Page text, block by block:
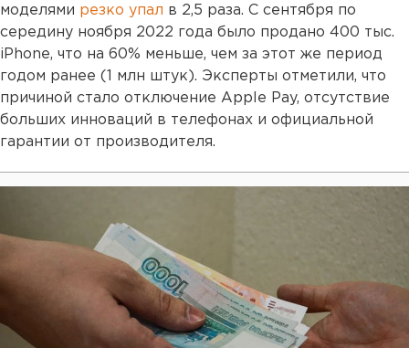
моделями резко упал в 2,5 раза. С сентября по
середину ноября 2022 года было продано 400 тыс.
iPhone, что на 60% меньше, чем за этот же период
годом ранее (1 млн штук). Эксперты отметили, что
причиной стало отключение Apple Pay, отсутствие
больших инноваций в телефонах и официальной
гарантии от производителя.